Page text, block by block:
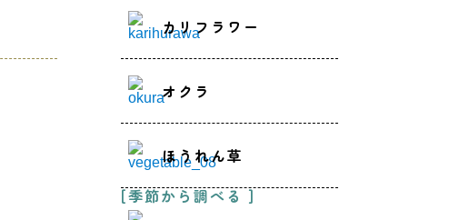
カリフラワー
オクラ
ほうれん草
[季節から調べる ]